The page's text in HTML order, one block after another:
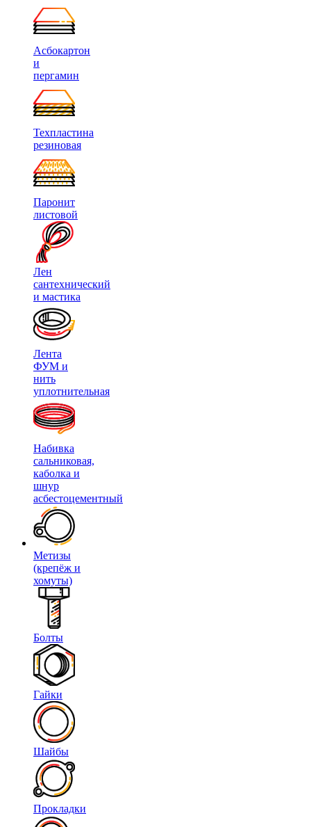
Асбокартон
и
пергамин
Техпластина
резиновая
Паронит
листовой
Лен
сантехнический
и мастика
Лента
ФУМ и
нить
уплотнительная
Набивка
сальниковая,
каболка и
шнур
асбестоцементный
Метизы
(крепёж и
хомуты)
Болты
Гайки
Шайбы
Прокладки